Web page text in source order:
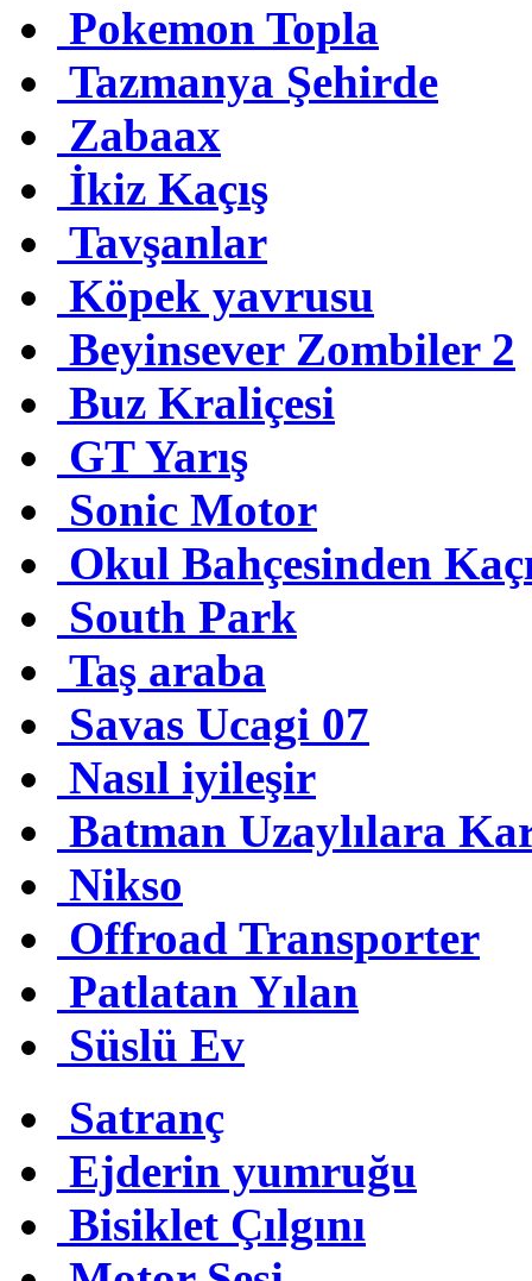
Pokemon Topla
Tazmanya Şehirde
Zabaax
İkiz Kaçış
Tavşanlar
Köpek yavrusu
Beyinsever Zombiler 2
Buz Kraliçesi
GT Yarış
Sonic Motor
Okul Bahçesinden
South Park
Taş araba
Savas Ucagi 07
Nasıl iyileşir
Batman Uzaylılara
Nikso
Offroad Transporter
Patlatan Yılan
Süslü Ev
Satranç
Ejderin yumruğu
Bisiklet Çılgını